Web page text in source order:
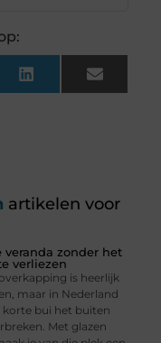
LinkedIn Email
artikelen voor
veranda zonder het
verliezen
is heerlijk
maar in Nederland
korte bui het buiten
Met glazen